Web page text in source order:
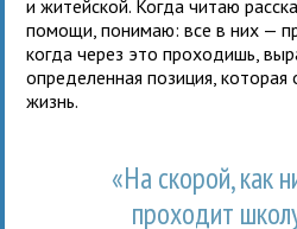
и житейской. Когда читаю
помощи, понимаю: все в них —
когда через это проходишь,
определенная позиция, которая
жизнь.
«На скорой, как
проходит